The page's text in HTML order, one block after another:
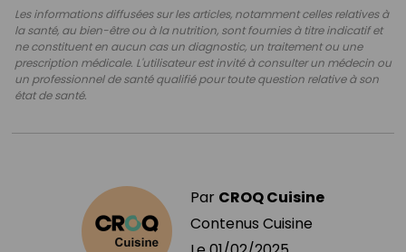
Les informations diffusées sur les articles, notamment celles relatives à
la santé, au bien-être ou à la nutrition, sont fournies à titre indicatif et
ne constituent en aucun cas un diagnostic, un traitement ou une
prescription médicale. L'utilisateur est invité à consulter un médecin ou
un professionnel de santé qualifié pour toute question relative à son
état de santé.
Par CROQ Cuisine
Contenus Cuisine